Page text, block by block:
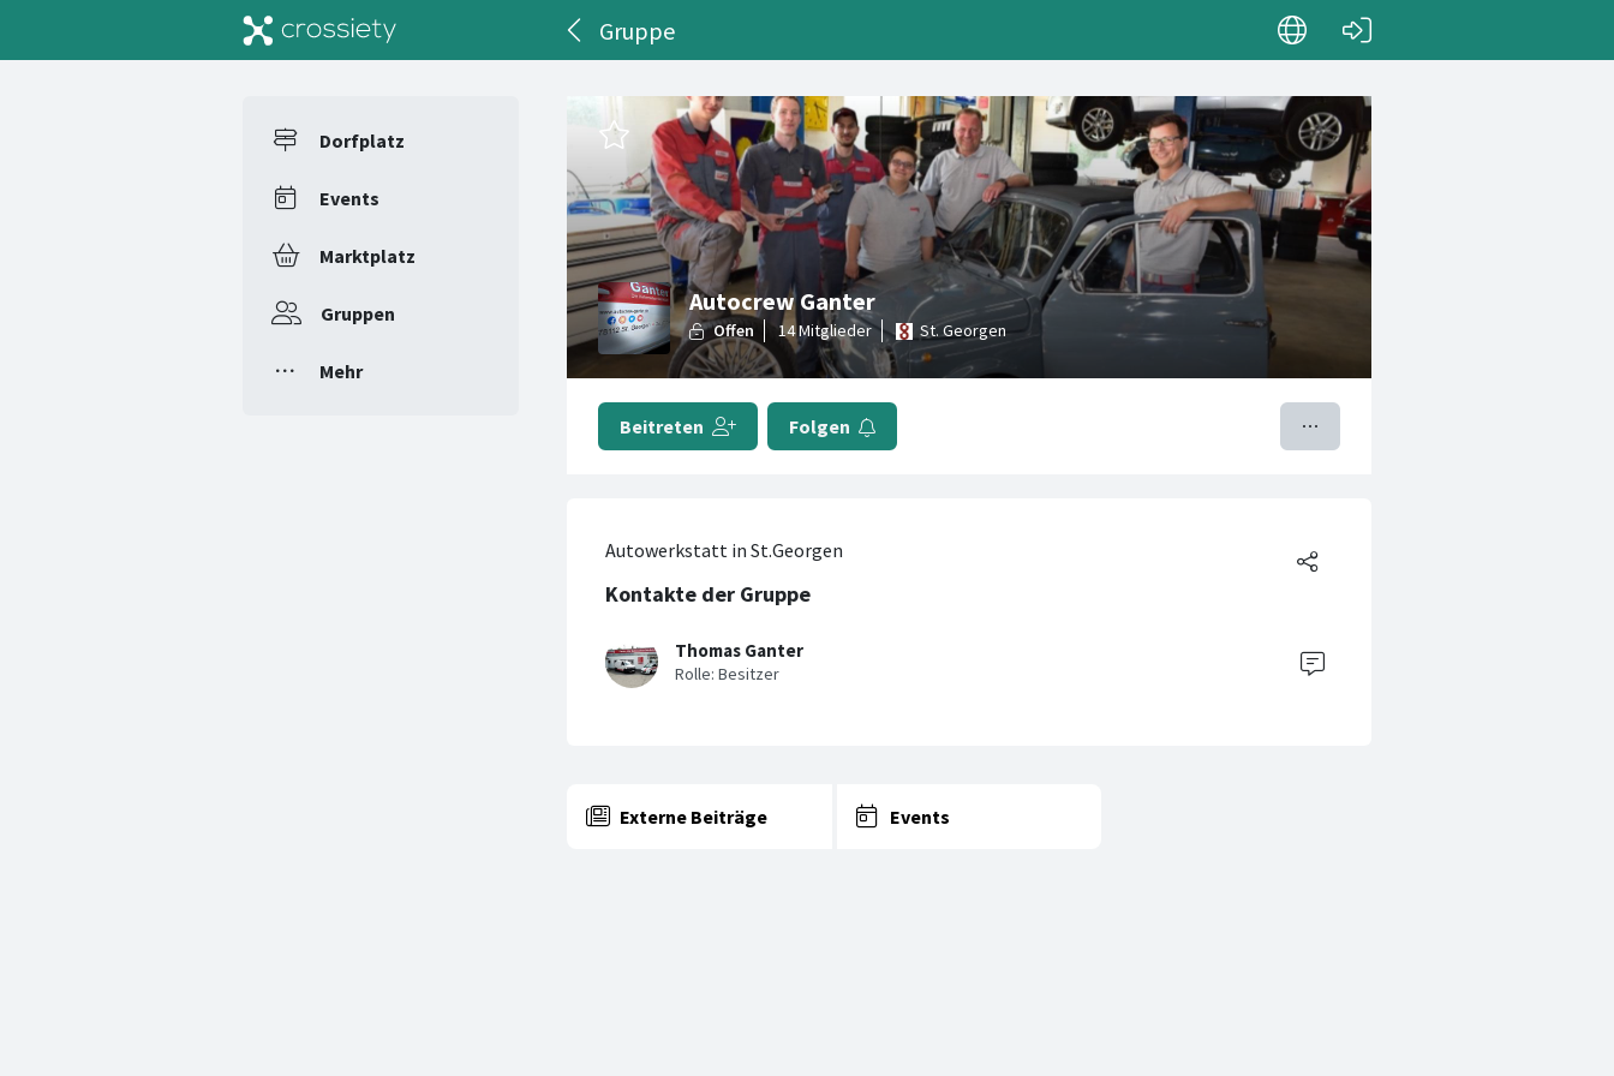
Gruppe
Dorfplatz
Events
Marktplatz
Gruppen
Mehr
Autocrew Ganter
St. Georgen
Beitreten Folgen
Autowerkstatt in St.Georgen
Kontakte der Gruppe
Thomas Ganter
Externe Beiträge Events